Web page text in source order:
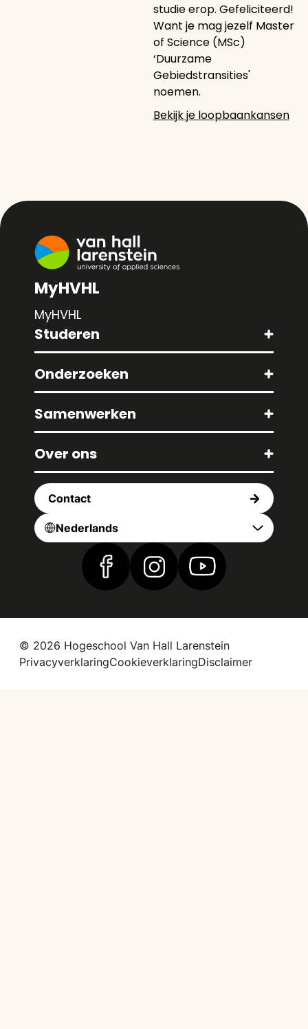
studie erop. Gefeliciteerd!
Want je mag jezelf Master
of Science (MSc)
‘Duurzame
Gebiedstransities'
noemen.
Bekijk je loopbaankansen
MyHVHL
MyHVHL
Studeren
Onderzoeken
Samenwerken
Over ons
Contact
Nederlands
Vind ons op Facebook
Vind ons op Instagram
Vind ons op
© 2026 Hogeschool Van Hall Larenstein
PrivacyverklaringCookieverklaringDisclaimer